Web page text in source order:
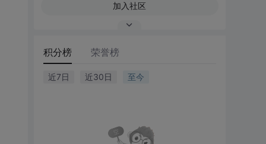
加入社区
积分榜 荣誉榜
近7日 近30日 至今